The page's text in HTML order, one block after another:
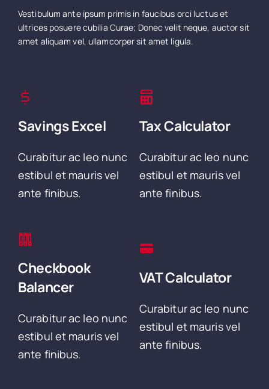
Vestibulum ante ipsum primis in faucibus orci luctus et
ultrices posuere cubilia Curae; Donec velit neque, auctor sit
amet aliquam vel, ullamcorper sit amet ligula.
Savings Excel
Curabitur ac leo nunc
estibul et mauris vel
ante finibus.
Tax Calculator
Curabitur ac leo nunc
estibul et mauris vel
ante finibus.
Checkbook
Balancer
Curabitur ac leo nunc
estibul et mauris vel
ante finibus.
VAT Calculator
Curabitur ac leo nunc
estibul et mauris vel
ante finibus.